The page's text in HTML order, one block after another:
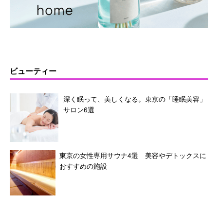
ビューティー
深く眠って、美しくなる。東京の「睡眠美容」
サロン6選
東京の女性専用サウナ4選 美容やデトックスに
おすすめの施設